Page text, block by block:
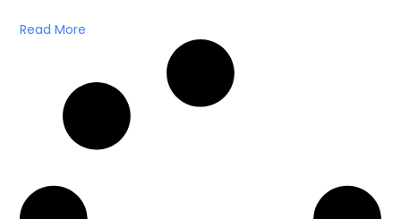
Read More